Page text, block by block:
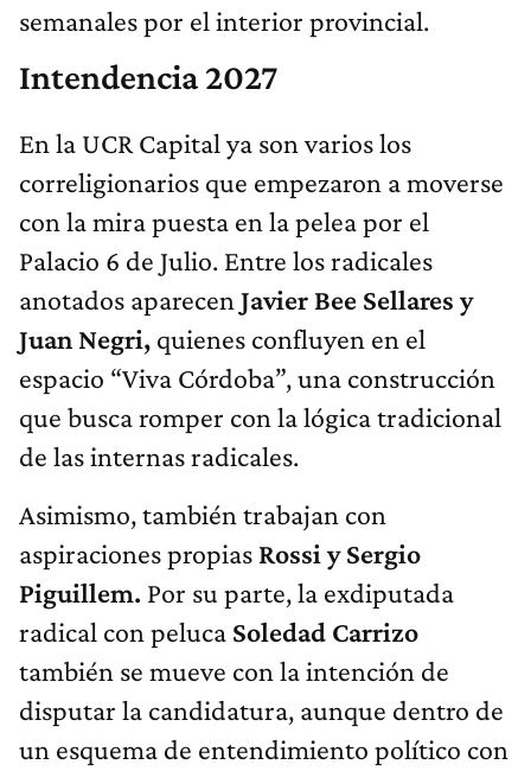
semanales por el interior provincial.
Intendencia 2027
En la UCR Capital ya son varios los
correligionarios que empezaron a moverse
con la mira puesta en la pelea por el
Palacio 6 de Julio. Entre los radicales
anotados aparecen Javier Bee Sellares y
Juan Negri, quienes confluyen en el
espacio “Viva Córdoba”, una construcción
que busca romper con la lógica tradicional
de las internas radicales.
Asimismo, también trabajan con
aspiraciones propias Rossi y Sergio
Piguillem. Por su parte, la exdiputada
radical con peluca Soledad Carrizo
también se mueve con la intención de
disputar la candidatura, aunque dentro de
un esquema de entendimiento político con